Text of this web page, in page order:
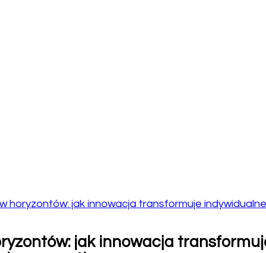
horyzontów: jak innowacja transformuje
jak innowacja